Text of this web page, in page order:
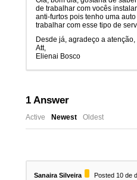
de trabalhar com vocês
anti-furtos pois tenho uma
trabalhar com esse tipo de
Desde já, agradeço a atenção,
Att,
Elienai Bosco
1Answer
Active Newest Oldest
Sanaira Silveira Posted 10 de